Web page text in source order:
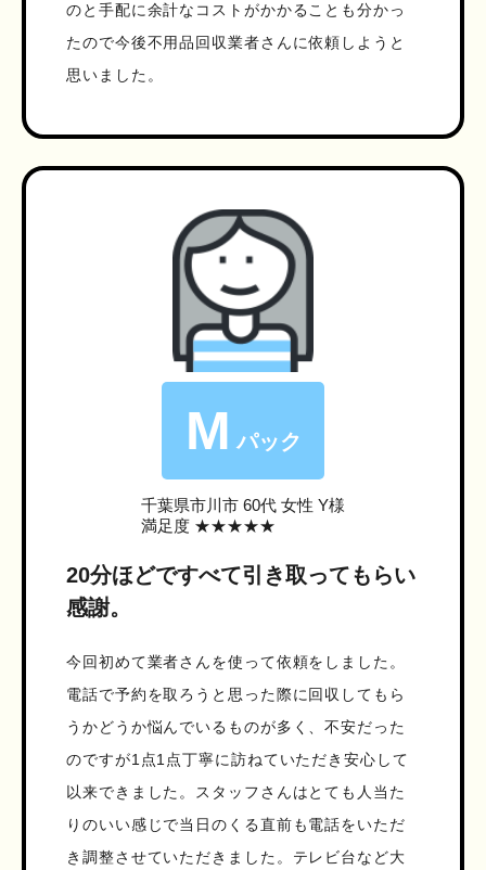
のと手配に余計なコストがかかることも分かっ
たので今後不用品回収業者さんに依頼しようと
思いました。
M パック
千葉県市川市 60代 女性 Y様
満足度 ★★★★★
20分ほどですべて引き取ってもらい
感謝。
今回初めて業者さんを使って依頼をしました。
電話で予約を取ろうと思った際に回収してもら
うかどうか悩んでいるものが多く、不安だった
のですが1点1点丁寧に訪ねていただき安心して
以来できました。スタッフさんはとても人当た
りのいい感じで当日のくる直前も電話をいただ
き調整させていただきました。テレビ台など大